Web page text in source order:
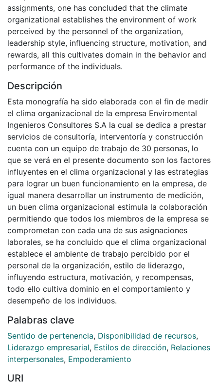
assignments, one has concluded that the climate
organizational establishes the environment of work
perceived by the personnel of the organization,
leadership style, influencing structure, motivation, and
rewards, all this cultivates domain in the behavior and
performance of the individuals.
Descripción
Esta monografía ha sido elaborada con el fin de medir
el clima organizacional de la empresa Enviromental
Ingenieros Consultores S.A la cual se dedica a prestar
servicios de consultoría, interventoría y construcción
cuenta con un equipo de trabajo de 30 personas, lo
que se verá en el presente documento son los factores
influyentes en el clima organizacional y las estrategias
para lograr un buen funcionamiento en la empresa, de
igual manera desarrollar un instrumento de medición,
un buen clima organizacional estimula la colaboración
permitiendo que todos los miembros de la empresa se
comprometan con cada una de sus asignaciones
laborales, se ha concluido que el clima organizacional
establece el ambiente de trabajo percibido por el
personal de la organización, estilo de liderazgo,
influyendo estructura, motivación, y recompensas,
todo ello cultiva dominio en el comportamiento y
desempeño de los individuos.
Palabras clave
Sentido de pertenencia, Disponibilidad de recursos,
Liderazgo empresarial, Estilos de dirección, Relaciones
interpersonales, Empoderamiento
URI